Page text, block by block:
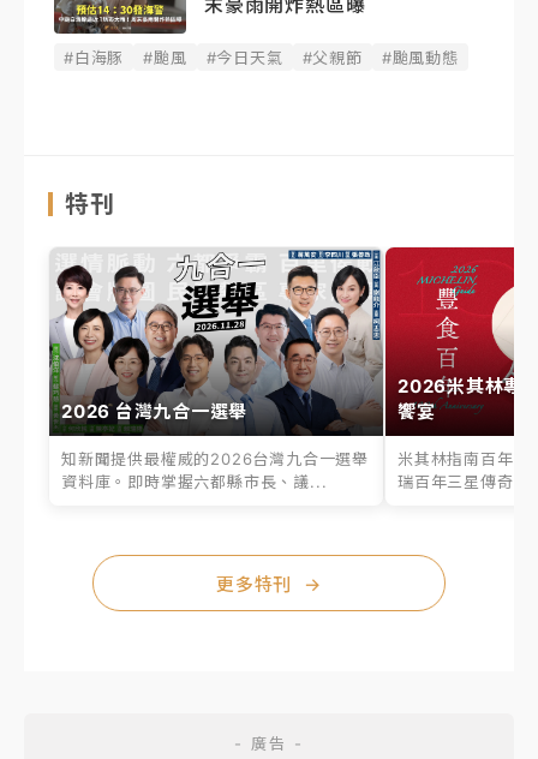
#白海豚 #颱風 #今日天氣 #父親節 #颱風動態
特刊
2026 台灣九合一選舉
知新聞提供最權威的2026台灣九合一選舉
資料庫。即時掌握六都縣市長、議...
2026米其林專
饗宴
米其林指南百年之
瑞百年三星傳奇、
更多特刊 →